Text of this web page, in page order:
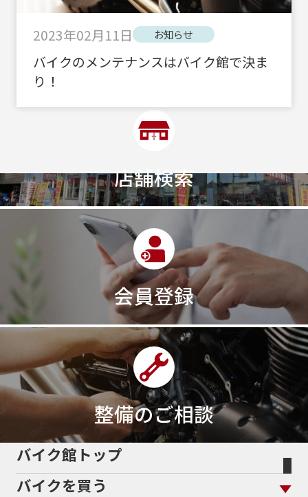
2023年02月11日 お知らせ
バイクのメンテナンスはバイク館で決ま
り！
店舗検索
会員登録
整備のご相談
バイク館トップ
バイクを買う